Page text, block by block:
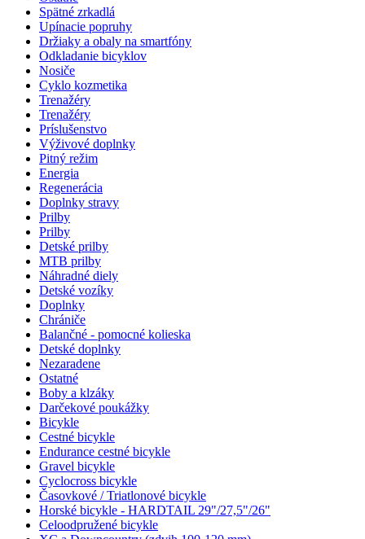
Spätné zrkadlá
Upínacie popruhy
Držiaky a obaly na smartfóny
Odkladanie bicyklov
Nosiče
Cyklo kozmetika
Trenažéry
Trenažéry
Príslušenstvo
Výživové doplnky
Pitný režim
Energia
Regenerácia
Doplnky stravy
Prilby
Prilby
Detské prilby
MTB prilby
Náhradné diely
Detské vozíky
Doplnky
Chrániče
Balančné - pomocné kolieska
Detské doplnky
Nezaradene
Ostatné
Boby a klzáky
Darčekové poukážky
Bicykle
Cestné bicykle
Endurance cestné bicykle
Gravel bicykle
Cyclocross bicykle
Časovkové / Triatlonové bicykle
Horské bicykle - HARDTAIL 29"/27,5"/26"
Celoodpružené bicykle